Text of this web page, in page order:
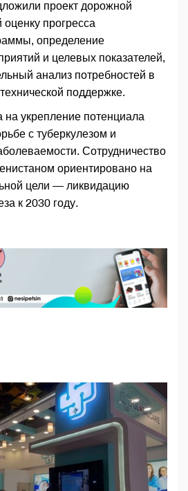
проект дорожной
прогресса
определение
и целевых показателей,
анализ потребностей в
поддержке.
укрепление потенциала
с туберкулезом и
Сотрудничество
ориентировано на
цели — ликвидацию
к 2030 году.